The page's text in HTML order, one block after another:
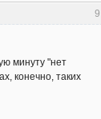
9
минуту "нет
конечно, таких